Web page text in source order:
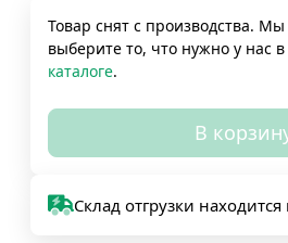
Товар снят с производства.
выберите то, что нужно у нас
каталоге.
В
Склад отгрузки